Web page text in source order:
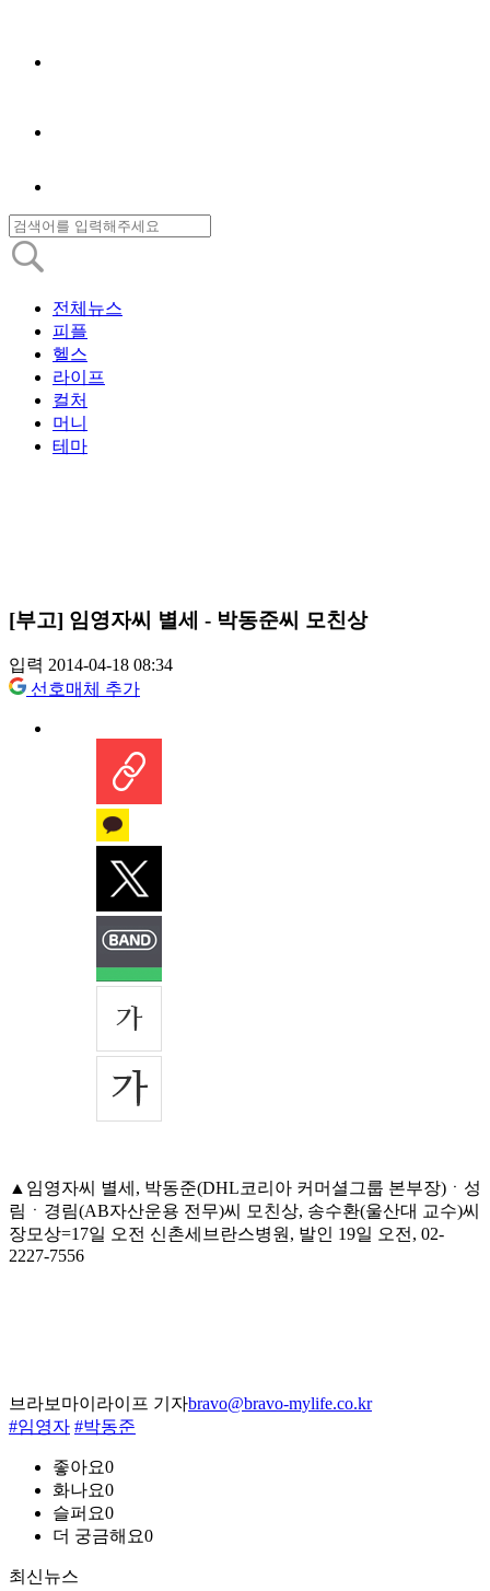
전체뉴스
피플
헬스
라이프
컬처
머니
테마
[부고] 임영자씨 별세 - 박동준씨 모친상
입력 2014-04-18 08:34
선호매체 추가
▲임영자씨 별세, 박동준(DHL코리아 커머셜그룹 본부장)ㆍ성
림ㆍ경림(AB자산운용 전무)씨 모친상, 송수환(울산대 교수)씨
장모상=17일 오전 신촌세브란스병원, 발인 19일 오전, 02-
2227-7556
브라보마이라이프 기자bravo@bravo-mylife.co.kr
#임영자 #박동준
좋아요0
화나요0
슬퍼요0
더 궁금해요0
최신뉴스